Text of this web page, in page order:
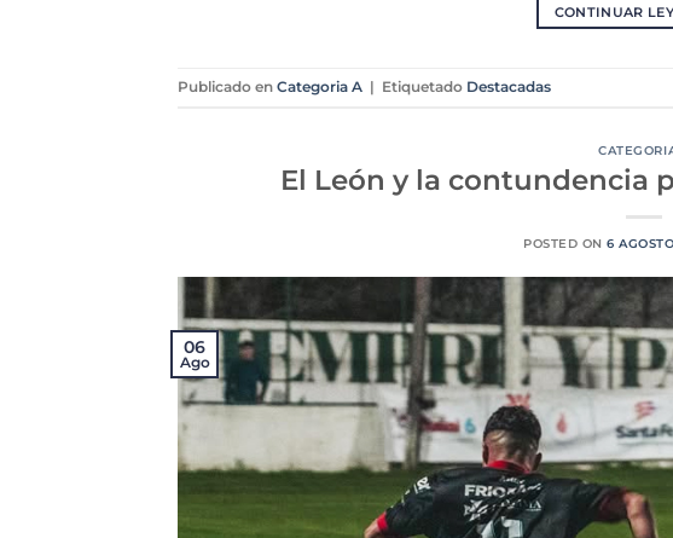
CONTINUAR
Publicado en Categoria A Etiquetado Destacadas
El León y la contundencia
POSTED ON6
06
Ago